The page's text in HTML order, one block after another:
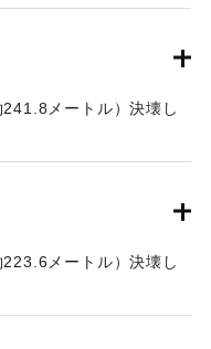
メートル）決壊し
メートル）決壊し